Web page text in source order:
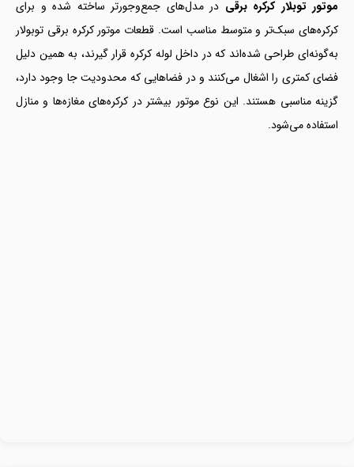
موتور توبلار کرکره برقیدر مدل‌های جمع‌وجورتر ساخته شده و برای
کرکره‌های سبک‌تر و متوسط مناسب است. قطعات موتور کرکره برقی توبولار
به‌گونه‌ای طراحی شده‌اند که در داخل لوله کرکره قرار گیرند، به همین دلیل
فضای کمتری را اشغال می‌کنند و در فضاهایی که محدودیت جا وجود دارد،
گزینه مناسبی هستند. این نوع موتور بیشتر در کرکره‌های مغازه‌ها و منازل
استفاده می‌شود.